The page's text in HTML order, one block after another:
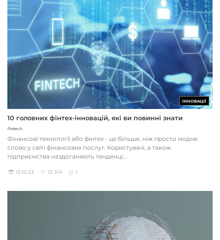
ІННОВАЦІЇ
10 головних фінтех-інновацій, які ви повинні знати
Fintech
Фінансові технології або фінтех - це більше, ніж просто модне
слово у світі фінансових послуг. Користувачі, а також
підприємства наздоганяють тенденці...
12.10.23 13 314 1